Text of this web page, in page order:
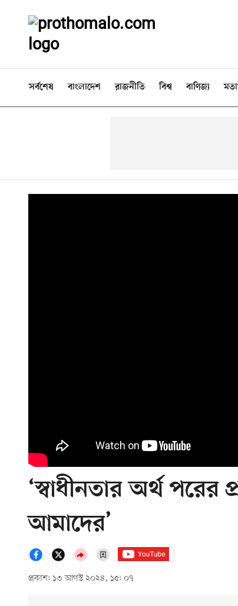
সর্বশেষ বাংলাদেশ রাজনীতি বিশ্ব বাণিজ্য
‘স্বাধীনতার অর্থ পরের
আমাদের’
প্রকাশ: ১৩ আগস্ট ২০২৪, ১৫: ০৭